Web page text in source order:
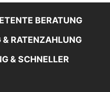
BERATUNG
RATENZAHLUNG
& SCHNELLER